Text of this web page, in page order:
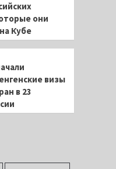
они
Кубе
визы
в 23